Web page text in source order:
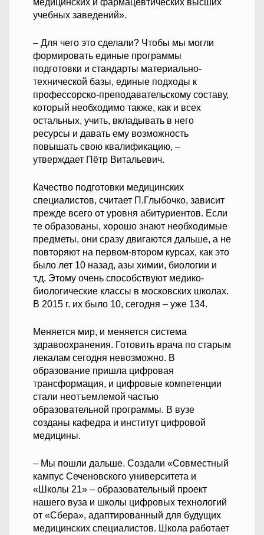
учебных заведений».
– Для чего это сделали? Чтобы мы могли
формировать единые программы
подготовки и стандарты материально-
технической базы, единые подходы к
профессорско-преподавательскому составу,
который необходимо также, как и всех
остальных, учить, вкладывать в него
ресурсы и давать ему возможность
повышать свою квалификацию, –
утверждает Пётр Витальевич.
Качество подготовки медицинских
специалистов, считает П.Глыбочко, зависит
прежде всего от уровня абитуриентов. Если
те образованы, хорошо знают необходимые
предметы, они сразу двигаются дальше, а не
повторяют на первом-втором курсах, как это
было лет 10 назад, азы химии, биологии и
т.д. Этому очень способствуют медико-
биологические классы в московских школах.
В 2015 г. их было 10, сегодня – уже 134.
Меняется мир, и меняется система
здравоохранения. Готовить врача по старым
лекалам сегодня невозможно. В
образование пришла цифровая
трансформация, и цифровые компетенции
стали неотъемлемой частью
образовательной программы. В вузе
созданы кафедра и институт цифровой
медицины.
– Мы пошли дальше. Создали «Совместный
кампус Сеченовского университета и
«Школы 21» – образовательный проект
нашего вуза и школы цифровых технологий
от «Сбера», адаптированный для будущих
медицинских специалистов. Школа работает